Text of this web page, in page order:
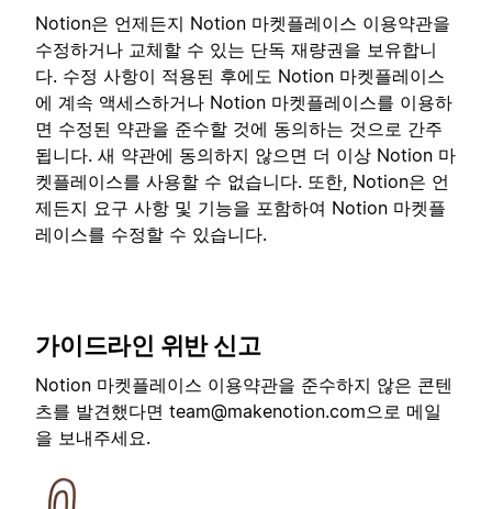
Notion은 언제든지 Notion 마켓플레이스 이용약관을
수정하거나 교체할 수 있는 단독 재량권을 보유합니
다. 수정 사항이 적용된 후에도 Notion 마켓플레이스
에 계속 액세스하거나 Notion 마켓플레이스를 이용하
면 수정된 약관을 준수할 것에 동의하는 것으로 간주
됩니다. 새 약관에 동의하지 않으면 더 이상 Notion 마
켓플레이스를 사용할 수 없습니다. 또한, Notion은 언
제든지 요구 사항 및 기능을 포함하여 Notion 마켓플
레이스를 수정할 수 있습니다.
가이드라인 위반 신고
Notion 마켓플레이스 이용약관을 준수하지 않은 콘텐
츠를 발견했다면 team@makenotion.com으로 메일
을 보내주세요.